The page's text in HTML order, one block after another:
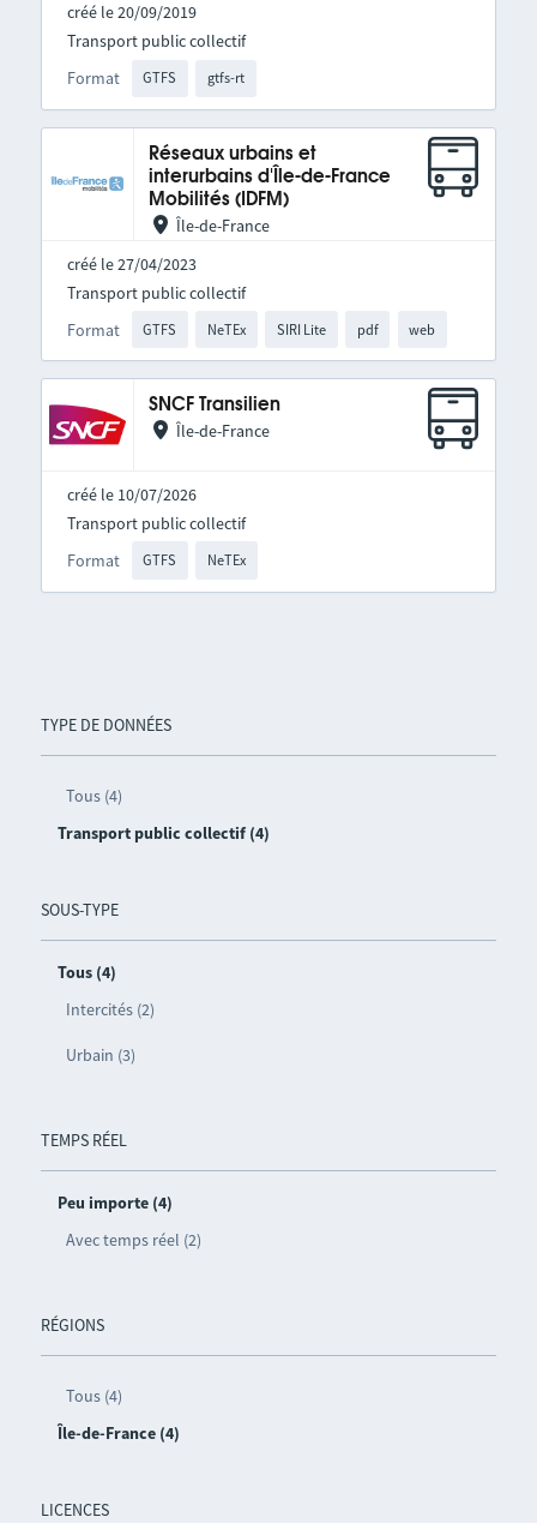
TYPE DE DONNÉES
Tous (4)
Transport public collectif (4)
SOUS-TYPE
Tous (4)
Intercités (2)
Urbain (3)
TEMPS RÉEL
Peu importe (4)
Avec temps réel (2)
RÉGIONS
Tous (4)
Île-de-France (4)
LICENCES
créé le 20/09/2019
Format GTFS gtfs-rt
Transport public collectif
Réseaux urbains et
interurbains d'Île-de-France
Mobilités (IDFM)
Île-de-France
créé le 27/04/2023
Format GTFS NeTEx SIRI Lite pdf web
Transport public collectif
SNCF Transilien
Île-de-France
créé le 10/07/2026
Format GTFS NeTEx
Transport public collectif